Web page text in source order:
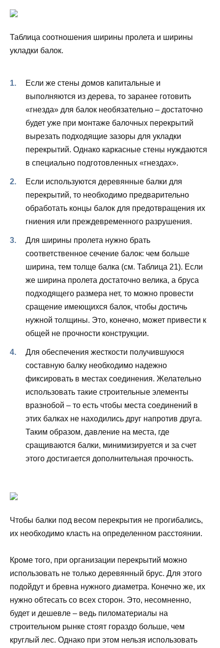
Таблица соотношения ширины пролета и ширины
укладки балок.
Если же стены домов капитальные и
выполняются из дерева, то заранее готовить
«гнезда» для балок необязательно – достаточно
будет уже при монтаже балочных перекрытий
вырезать подходящие зазоры для укладки
перекрытий. Однако каркасные стены нуждаются
в специально подготовленных «гнездах».
Если используются деревянные балки для
перекрытий, то необходимо предварительно
обработать концы балок для предотвращения их
гниения или преждевременного разрушения.
Для ширины пролета нужно брать
соответственное сечение балок: чем больше
ширина, тем толще балка (см. Таблица 21). Если
же ширина пролета достаточно велика, а бруса
подходящего размера нет, то можно провести
сращение имеющихся балок, чтобы достичь
нужной толщины. Это, конечно, может привести к
общей не прочности конструкции.
Для обеспечения жесткости получившуюся
составную балку необходимо надежно
фиксировать в местах соединения. Желательно
использовать такие строительные элементы
вразнобой – то есть чтобы места соединений в
этих балках не находились друг напротив друга.
Таким образом, давление на места, где
сращиваются балки, минимизируется и за счет
этого достигается дополнительная прочность.
Чтобы балки под весом перекрытия не прогибались,‭
‬их необходимо класть на определенном расстоянии‭.
Кроме того, при организации перекрытий можно
использовать не только деревянный брус. Для этого
подойдут и бревна нужного диаметра. Конечно же, их
нужно обтесать со всех сторон. Это, несомненно,
будет и дешевле – ведь пиломатериалы на
строительном рынке стоят гораздо больше, чем
круглый лес. Однако при этом нельзя использовать